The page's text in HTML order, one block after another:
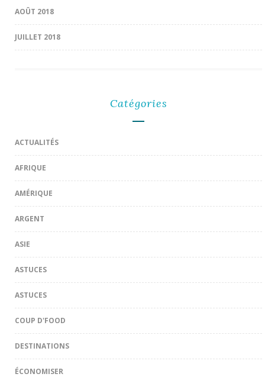
AOÛT 2018
JUILLET 2018
Catégories
ACTUALITÉS
AFRIQUE
AMÉRIQUE
ARGENT
ASIE
ASTUCES
ASTUCES
COUP D'FOOD
DESTINATIONS
ÉCONOMISER